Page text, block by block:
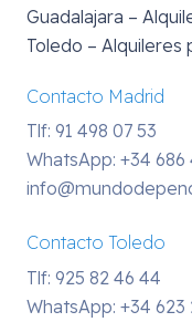
Guadalajara –
Toledo –
Contacto Madrid
Tlf: 91 498 07 53
WhatsApp: +34 686
Contacto Toledo
Tlf: 925 82 46 44
WhatsApp: +34 623